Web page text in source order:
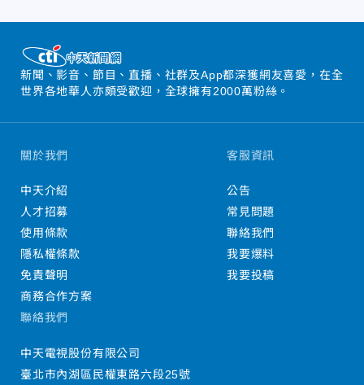
新聞、影音、節目、直播、社群及App都深獲網友喜愛，在全
世界各地華人亦頗受歡迎，全球擁有2000萬粉絲。
關於我們
中天介紹
人才招募
使用條款
隱私權條款
免責聲明
商務合作方案
客服資訊
公告
常見問題
聯絡我們
我要爆料
我要投稿
聯絡我們
中天電視股份有限公司
臺北市內湖區民權東路六段25號